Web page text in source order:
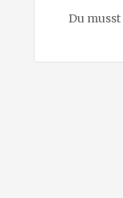
Du musst